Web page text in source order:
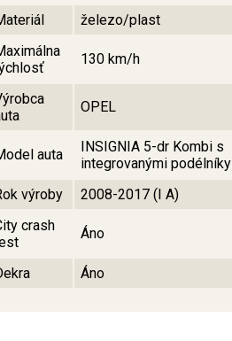
železo/plast
130 km/h
OPEL
auta
INSIGNIA 5-dr Kombi s
integrovanými podélníky
výroby
2008-2017 (I A)
crash
Áno
Áno